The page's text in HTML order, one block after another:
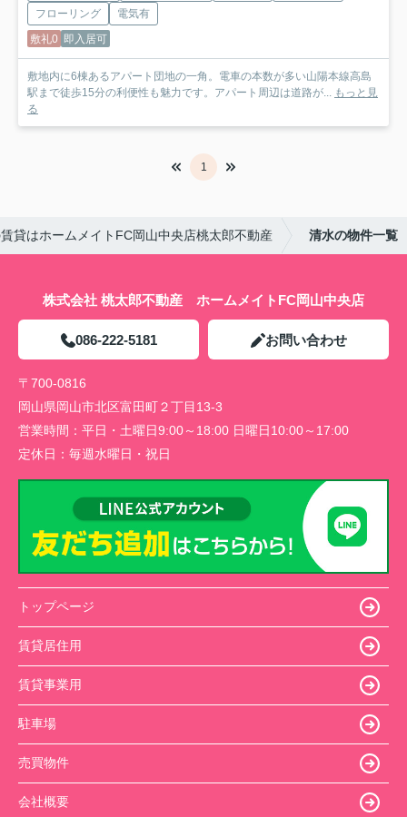
フローリング
電気有
敷礼0 即入居可
敷地内に6棟あるアパート団地の一角。電車の本数が多い山陽本線高島
駅まで徒歩15分の利便性も魅力です。アパート周辺は道路が... もっと見
る
1
貸はホームメイトFC岡山中央店桃太郎不動産 清水の物件一覧
株式会社 桃太郎不動産 ホームメイトFC岡山中央店
086-222-5181 お問い合わせ
〒700-0816
岡山県岡山市北区富田町２丁目13-3
営業時間： 平日・土曜日9:00～18:00 日曜日10:00～17:00
定休日： 毎週水曜日・祝日
トップページ
賃貸居住用
賃貸事業用
駐車場
売買物件
会社概要